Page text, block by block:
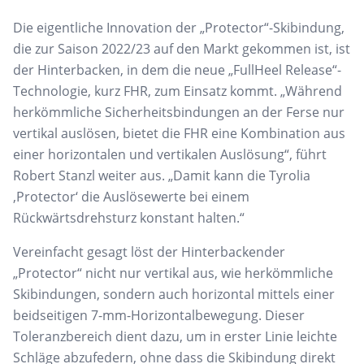
Die eigentliche Innovation der „Protector“-Skibindung,
die zur Saison 2022/23 auf den Markt gekommen ist, ist
der Hinterbacken, in dem die neue „FullHeel Release“-
Technologie, kurz FHR, zum Einsatz kommt. „Während
herkömmliche Sicherheitsbindungen an der Ferse nur
vertikal auslösen, bietet die FHR eine Kombination aus
einer horizontalen und vertikalen Auslösung“, führt
Robert Stanzl weiter aus. „Damit kann die Tyrolia
‚Protector‘ die Auslösewerte bei einem
Rückwärtsdrehsturz konstant halten.“
Vereinfacht gesagt löst der Hinterbackender
„Protector“ nicht nur vertikal aus, wie herkömmliche
Skibindungen, sondern auch horizontal mittels einer
beidseitigen 7-mm-Horizontalbewegung. Dieser
Toleranzbereich dient dazu, um in erster Linie leichte
Schläge abzufedern, ohne dass die Skibindung direkt